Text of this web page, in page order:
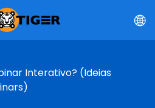
Interativo? (Ideias